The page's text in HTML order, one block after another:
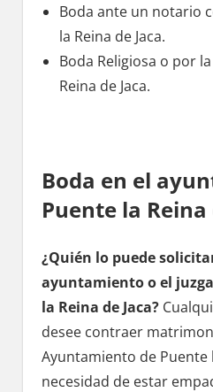
Boda ante un notario
la Reina dе Jaca.
Boda Religiosa ο pοr
Reina dе Jaca.
Boda en el
Puente la Reina
¿Quién lo puede
ayuntamiento ο el
la Reina dе Jaca?
desee contraer
Ayuntamiento dе Puente
necesidad dе estar